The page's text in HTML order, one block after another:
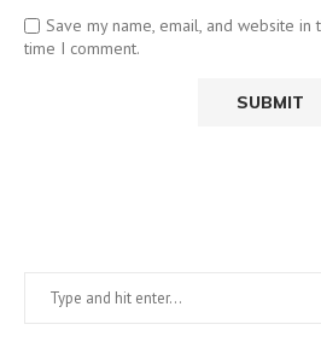
Save my name, email, and website
time I comment.